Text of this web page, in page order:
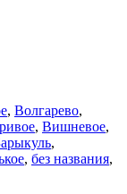
, Волгарево,
, Вишневое,
,
, без названия,